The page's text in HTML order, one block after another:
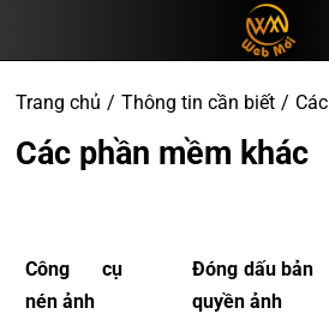
Trang chủ Thông tin cần biết
Các phần mềm khác
Công cụ
nén ảnh
Đóng dấu bản
quyền ảnh